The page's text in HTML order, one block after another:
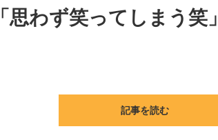
「思わず笑ってしまう笑」
記事を読む